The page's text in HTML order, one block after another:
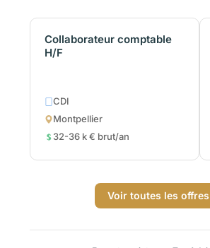
Collaborateur comptable
H/F
CDI
Montpellier
32-36 k € brut/an
Voir toutes les offres